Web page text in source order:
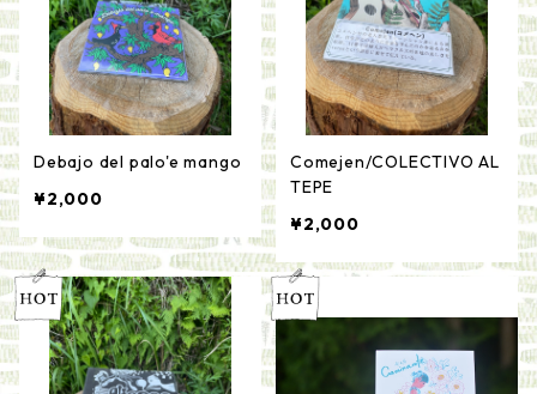
Debajo del palo'e mango
¥2,000
Comejen/COLECTIVO AL
TEPE
¥2,000